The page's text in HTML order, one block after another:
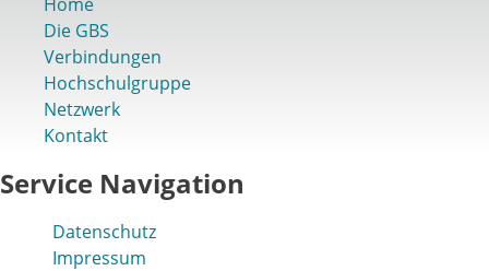
Die GBS
Verbindungen
Hochschulgruppe
Netzwerk
Kontakt
Service Navigation
Datenschutz
Impressum